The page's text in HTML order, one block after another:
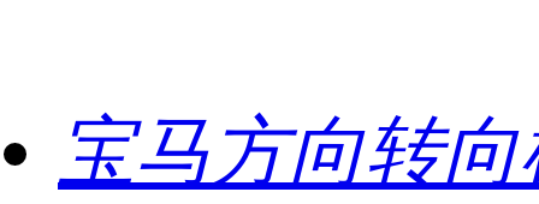
宝马方向转